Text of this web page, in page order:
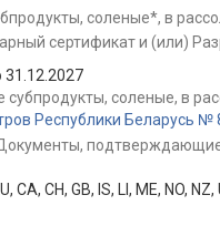
соленые*, в
сертификат и (или)
31.12.2027
соленые, в
Республики Беларусь
, CA, CH, GB, IS, , ME, NO, NZ,